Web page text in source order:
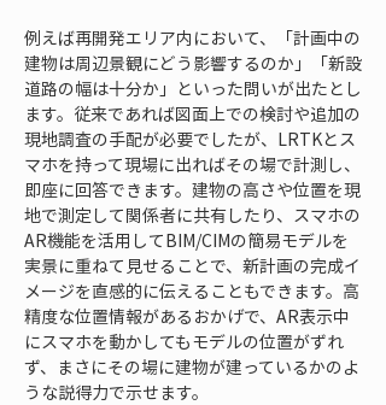
例えば再開発エリア内において、「計画中の
建物は周辺景観にどう影響するのか」「新設
道路の幅は十分か」といった問いが出たとし
ます。従来であれば図面上での検討や追加の
現地調査の手配が必要でしたが、LRTKとス
マホを持って現場に出ればその場で計測し、
即座に回答できます。建物の高さや位置を現
地で測定して関係者に共有したり、スマホの
AR機能を活用してBIM/CIMの簡易モデルを
実景に重ねて見せることで、新計画の完成イ
メージを直感的に伝えることもできます。高
精度な位置情報があるおかげで、AR表示中
にスマホを動かしてもモデルの位置がずれ
ず、まさにその場に建物が建っているかのよ
うな説得力で示せます。